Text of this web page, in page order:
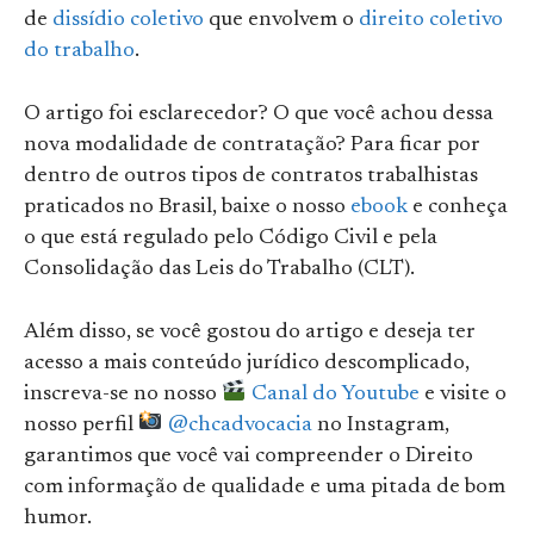
de dissídio coletivo que envolvem o direito coletivo
do trabalho.
O artigo foi esclarecedor? O que você achou dessa
nova modalidade de contratação? Para ficar por
dentro de outros tipos de contratos trabalhistas
praticados no Brasil, baixe o nosso ebook e conheça
o que está regulado pelo Código Civil e pela
Consolidação das Leis do Trabalho (CLT).
Além disso, se você gostou do artigo e deseja ter
acesso a mais conteúdo jurídico descomplicado,
inscreva-se no nosso
Canal do Youtube e visite o
nosso perfil
@chcadvocaciano Instagram,
garantimos que você vai compreender o Direito
com informação de qualidade e uma pitada de bom
humor.